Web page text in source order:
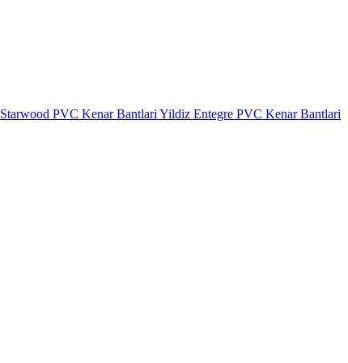
Starwood PVC Kenar Bantlari Yildiz Entegre PVC Kenar Bantlari